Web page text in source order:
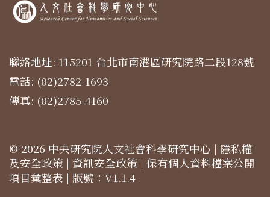
聯絡地址: 115201 台北市南港區研究院路二段128號
電話: (02)2782-1693
傳真: (02)2785-4160
© 2026 中央研究院人文社會科學研究中心 | 隱私權
及安全政策 | 資訊安全政策 | 保有個人資料檔案公開
項目彙整表 | 版號：V1.1.4